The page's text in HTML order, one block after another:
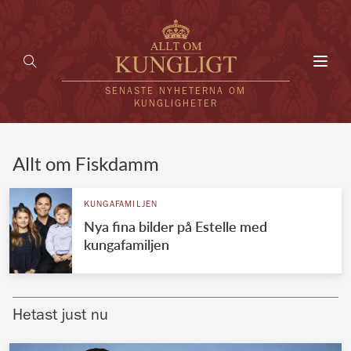
SENASTE NYHETERNA OM
KUNGLIGHETER
UTLÄNDSKT
VÄRLDENS KUNGAHUS
Allt om Fiskdamm
KUNGAFAMILJEN
Nya fina bilder på Estelle med
kungafamiljen
Hetast just nu